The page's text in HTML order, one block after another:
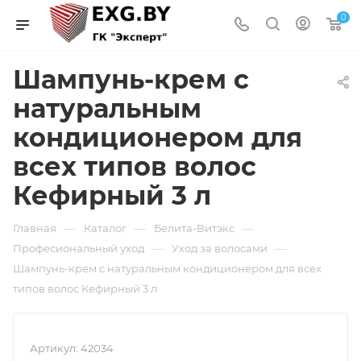
0
Шампунь-крем с
натуральным
кондиционером для
всех типов волос
Кефирный 3 л
Главная — Каталог — Белита-Витэкс —
Професиональный уход — Уход за волосами —
Шампунь-крем с натуральным кондиционером для всех
типов волос Кефирный 3 л
Артикул: 42034